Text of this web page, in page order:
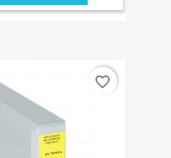
favorite_border